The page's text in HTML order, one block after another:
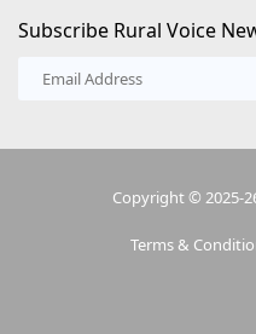
Subscribe Rural Voice
Copyright © 2025-
Terms &